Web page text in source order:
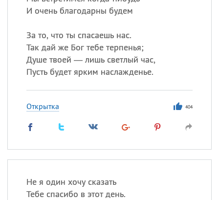
И очень благодарны будем
За то, что ты спасаешь нас.
Так дай же Бог тебе терпенья;
Душе твоей — лишь светлый час,
Пусть будет ярким наслажденье.
Открытка 404
Не я один хочу сказать
Тебе спасибо в этот день.